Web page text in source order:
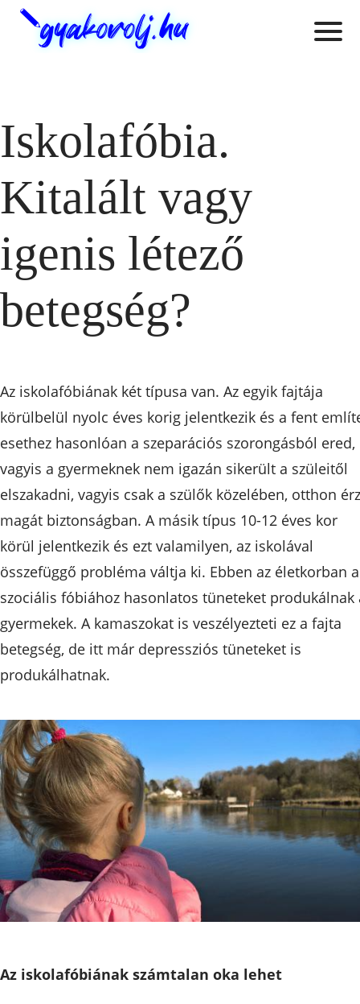
Iskolafóbia.
Kitalált vagy
igenis létező
betegség?
Az iskolafóbiának két típusa van. Az egyik fajtája
körülbelül nyolc éves korig jelentkezik és a fent
esethez hasonlóan a szeparációs szorongásból ered,
vagyis a gyermeknek nem igazán sikerült a szüleitől
elszakadni, vagyis csak a szülők közelében, otthon
magát biztonságban. A másik típus 10-12 éves kor
körül jelentkezik és ezt valamilyen, az iskolával
összefüggő probléma váltja ki. Ebben az életkorban a
szociális fóbiához hasonlatos tüneteket produkálnak
gyermekek. A kamaszokat is veszélyezteti ez a fajta
betegség, de itt már depressziós tüneteket is
produkálhatnak.
Az iskolafóbiának számtalan oka lehet